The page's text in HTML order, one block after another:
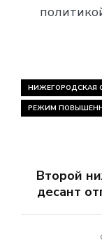
НИЖЕГОРОДСКАЯ
РЕЖИМ
Второй
десант